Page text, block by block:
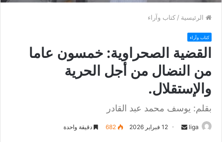
الرئيسية / كتاب وآراء
كتاب وآراء
القضية الصحراوية: خمسون عاما
من النضال من أجل الحرية
والإستقلال.
بقلم: يوسف محمد عبد القادر
liga 12 فبراير 2026 682 دقيقة واحدة